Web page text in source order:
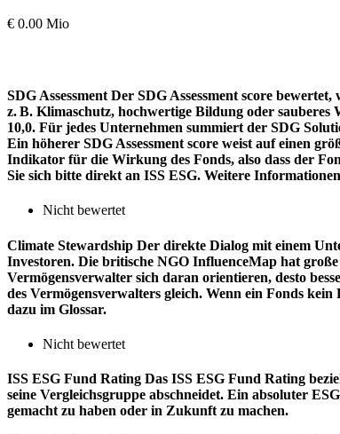
€ 0.00 Mio
SDG Assessment Der SDG Assessment score
z. B. Klimaschutz, hochwertige Bildung oder sauberes
10,0. Für jedes Unternehmen summiert der SDG
Ein höherer SDG Assessment score weist auf einen
Indikator für die Wirkung des Fonds, also dass der
Sie sich bitte direkt an ISS ESG. Weitere
Nicht bewertet
Climate Stewardship Der direkte Dialog mit einem
Investoren. Die britische NGO InfluenceMap hat
Vermögensverwalter sich daran orientieren, desto
des Vermögensverwalters gleich. Wenn ein Fonds
dazu im Glossar.
Nicht bewertet
ISS ESG Fund Rating Das ISS ESG Fund Rating
seine Vergleichsgruppe abschneidet. Ein absoluter
gemacht zu haben oder in Zukunft zu machen.